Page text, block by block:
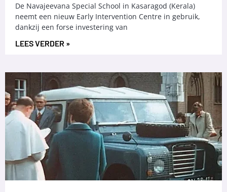
De Navajeevana Special School in Kasaragod (Kerala)
neemt een nieuw Early Intervention Centre in gebruik,
dankzij een forse investering van
LEES VERDER »